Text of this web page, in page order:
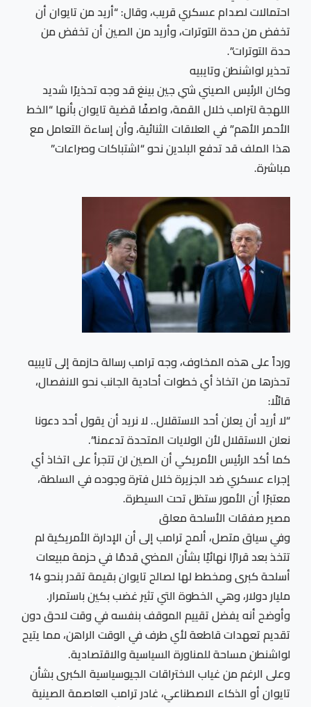
احتمالات لصدام عسكري قريب، وقال: “أريد من تايوان أن
تخفض من حدة التوترات، وأريد من الصين أن تخفض من
حدة التوترات”.
تحذير لواشنطن وتايبيه
وكان الرئيس الصيني شي جين بينغ قد وجه تحذيرًا شديد
اللهجة لترامب خلال القمة، واصفًا قضية تايوان بأنها “الخط
الأحمر الأهم” في العلاقات الثنائية، وأن إساءة التعامل مع
هذا الملف قد تدفع البلدين نحو “اشتباكات وصراعات”
مباشرة.
ورداً على هذه المخاوف، وجه ترامب رسالة حازمة إلى تايبيه
تحذرها من اتخاذ أي خطوات أحادية الجانب نحو الانفصال،
قائلًا:
“لا أريد أن يعلن أحد الاستقلال.. لا نريد أن يقول أحد دعونا
نعلن الاستقلال لأن الولايات المتحدة تدعمنا”.
كما أكد الرئيس الأمريكي أن الصين لن تتجرأ على اتخاذ أي
إجراء عسكري ضد الجزيرة خلال فترة وجوده في السلطة،
معتبرًا أن الأمور ستظل تحت السيطرة.
مصير صفقات الأسلحة معلق
وفي سياق متصل، ألمح ترامب إلى أن الإدارة الأمريكية لم
تتخذ بعد قرارًا نهائيًا بشأن المضي قدمًا في حزمة مبيعات
أسلحة كبرى ومخطط لها لصالح تايوان بقيمة تقدر بنحو 14
مليار دولار، وهي الخطوة التي تثير غضب بكين باستمرار.
وأوضح أنه يفضل تقييم الموقف بنفسه في وقت لاحق دون
تقديم تعهدات قاطعة لأي طرف في الوقت الراهن، مما يتيح
لواشنطن مساحة للمناورة السياسية والاقتصادية.
وعلى الرغم من غياب الاختراقات الجيوسياسية الكبرى بشأن
تايوان أو الذكاء الاصطناعي، غادر ترامب العاصمة الصينية